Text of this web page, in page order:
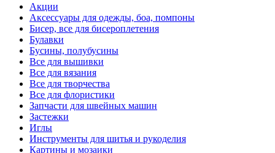
Акции
Аксессуары для одежды, боа, помпоны
Бисер, все для бисероплетения
Булавки
Бусины, полубусины
Все для вышивки
Все для вязания
Все для творчества
Все для флористики
Запчасти для швейных машин
Застежки
Иглы
Инструменты для шитья и рукоделия
Картины и мозаики